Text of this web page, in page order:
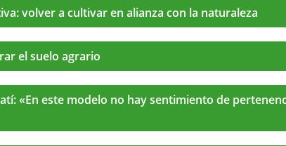
volver a cultivar en alianza con la naturaleza
el suelo agrario
«En este modelo no hay sentimiento de